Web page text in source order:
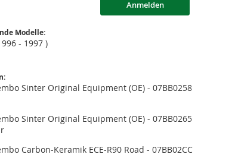
Anmelden
Modelle:
- 1997 )
Sinter Original Equipment (OE) - 07BB0258
Sinter Original Equipment (OE) - 07BB0265
Carbon-Keramik ECE-R90 Road - 07BB02CC